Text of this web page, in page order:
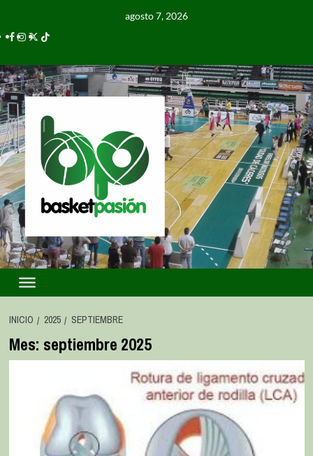
agosto 7, 2026
INICIO 2025 SEPTIEMBRE
Mes: septiembre 2025